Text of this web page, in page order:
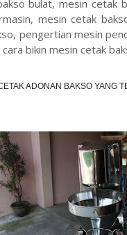
bulat, mesin cetak
mesin cetak
pengertian mesin
bikin mesin cetak
ADONAN BAKSO YANG